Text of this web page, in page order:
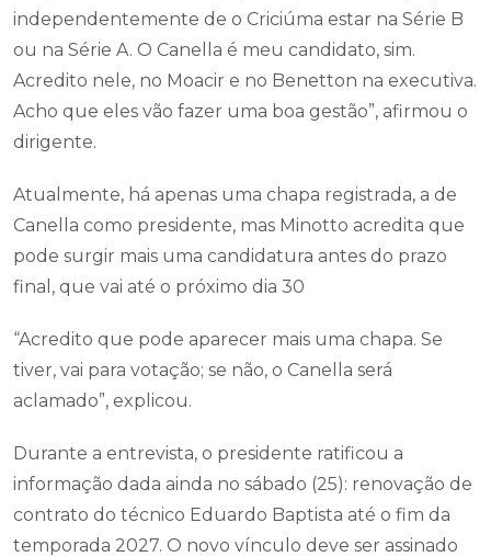
independentemente de o Criciúma estar na Série B
ou na Série A. O Canella é meu candidato, sim.
Acredito nele, no Moacir e no Benetton na executiva.
Acho que eles vão fazer uma boa gestão”, afirmou o
dirigente.
Atualmente, há apenas uma chapa registrada, a de
Canella como presidente, mas Minotto acredita que
pode surgir mais uma candidatura antes do prazo
final, que vai até o próximo dia 30
“Acredito que pode aparecer mais uma chapa. Se
tiver, vai para votação; se não, o Canella será
aclamado”, explicou.
Durante a entrevista, o presidente ratificou a
informação dada ainda no sábado (25): renovação de
contrato do técnico Eduardo Baptista até o fim da
temporada 2027. O novo vínculo deve ser assinado